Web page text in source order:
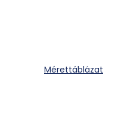
Mérettáblázat